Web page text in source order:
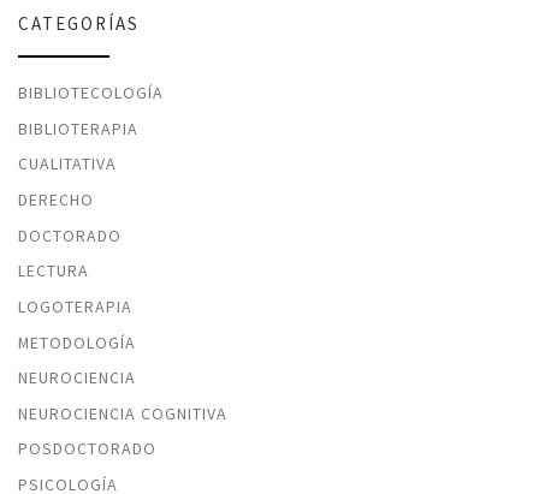
CATEGORÍAS
BIBLIOTECOLOGÍA
BIBLIOTERAPIA
CUALITATIVA
DERECHO
DOCTORADO
LECTURA
LOGOTERAPIA
METODOLOGÍA
NEUROCIENCIA
NEUROCIENCIA COGNITIVA
POSDOCTORADO
PSICOLOGÍA